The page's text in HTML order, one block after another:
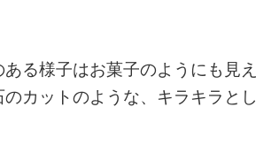
る様子はお菓子のようにも見え
カットのような、キラキラとし